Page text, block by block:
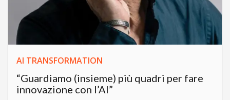
AI TRANSFORMATION
“Guardiamo (insieme) più quadri per fare
innovazione con l’AI”